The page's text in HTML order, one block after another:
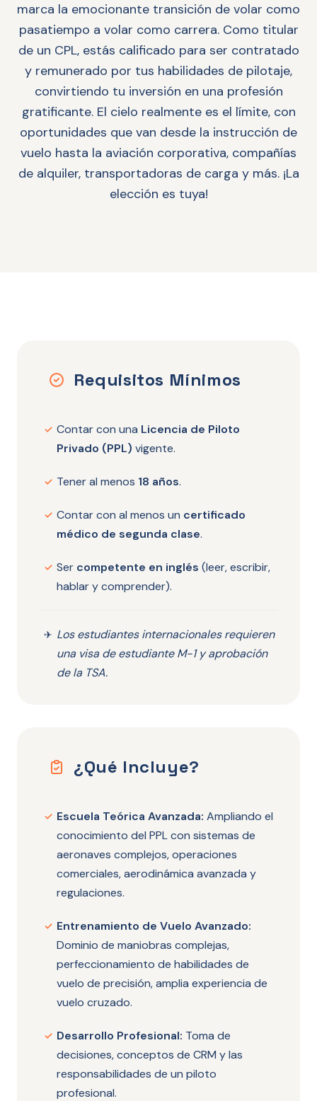
marca la emocionante transición de volar como
pasatiempo a volar como carrera. Como titular
de un CPL, estás calificado para ser contratado
y remunerado por tus habilidades de pilotaje,
convirtiendo tu inversión en una profesión
gratificante. El cielo realmente es el límite, con
oportunidades que van desde la instrucción de
vuelo hasta la aviación corporativa, compañías
de alquiler, transportadoras de carga y más. ¡La
elección es tuya!
Requisitos Mínimos
✓ Contar con una Licencia de Piloto
Privado (PPL) vigente.
✓ Tener al menos 18 años.
✓ Contar con al menos un certificado
médico de segunda clase.
✓ Ser competente en inglés (leer, escribir,
hablar y comprender).
✈ Los estudiantes internacionales requieren
una visa de estudiante M-1 y aprobación
de la TSA.
¿Qué Incluye?
✓ Escuela Teórica Avanzada: Ampliando el
conocimiento del PPL con sistemas de
aeronaves complejos, operaciones
comerciales, aerodinámica avanzada y
regulaciones.
✓ Entrenamiento de Vuelo Avanzado:
Dominio de maniobras complejas,
perfeccionamiento de habilidades de
vuelo de precisión, amplia experiencia de
vuelo cruzado.
✓ Desarrollo Profesional: Toma de
decisiones, conceptos de CRM y las
responsabilidades de un piloto
profesional.